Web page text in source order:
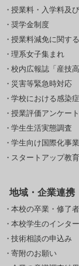
授業料・入学料及
奨学金制度
授業料減免に関す
理系女子集まれ
校内広報誌「産技高
災害等緊急時対応
学校における感染症
授業評価アンケート
学生生活実態調査
学生向け国際化事業
スタートアップ教
地域・企業連携
本校の卒業・修了
本校学生のインタ
技術相談の申込み
寄附のお願い